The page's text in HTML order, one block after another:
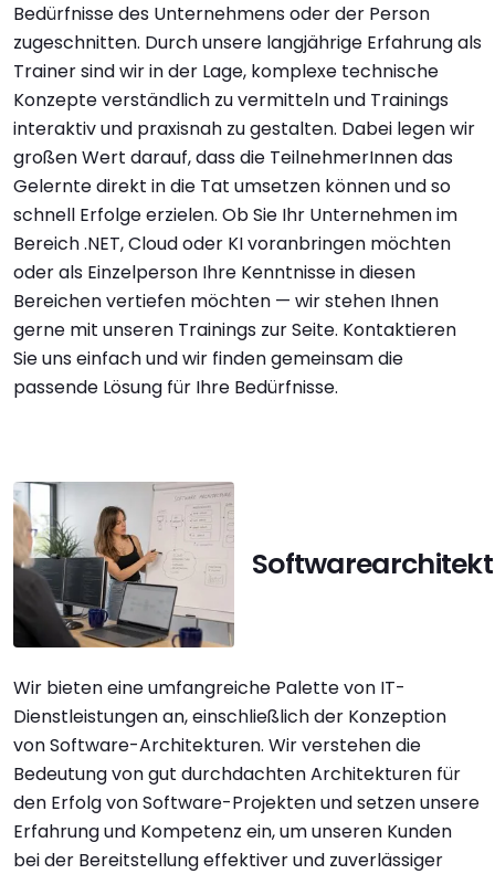
Bedürfnisse des Unternehmens oder der Person
zugeschnitten. Durch unsere langjährige Erfahrung als
Trainer sind wir in der Lage, komplexe technische
Konzepte verständlich zu vermitteln und Trainings
interaktiv und praxisnah zu gestalten. Dabei legen wir
großen Wert darauf, dass die TeilnehmerInnen das
Gelernte direkt in die Tat umsetzen können und so
schnell Erfolge erzielen. Ob Sie Ihr Unternehmen im
Bereich .NET, Cloud oder KI voranbringen möchten
oder als Einzelperson Ihre Kenntnisse in diesen
Bereichen vertiefen möchten — wir stehen Ihnen
gerne mit unseren Trainings zur Seite. Kontaktieren
Sie uns einfach und wir finden gemeinsam die
passende Lösung für Ihre Bedürfnisse.
Wir bieten eine umfangreiche Palette von IT-
Dienstleistungen an, einschließlich der Konzeption
von Software-Architekturen. Wir verstehen die
Bedeutung von gut durchdachten Architekturen für
den Erfolg von Software-Projekten und setzen unsere
Erfahrung und Kompetenz ein, um unseren Kunden
bei der Bereitstellung effektiver und zuverlässiger